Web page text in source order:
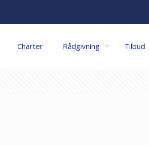
Charter Rådgivning Tilbud